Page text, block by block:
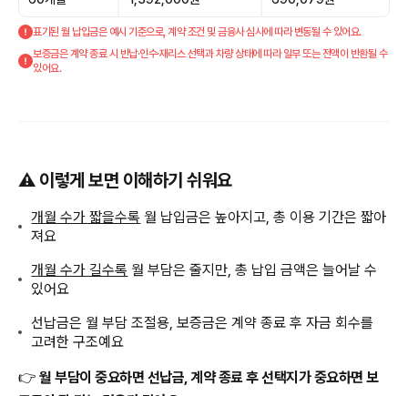
표기된 월 납입금은 예시 기준으로, 계약 조건 및 금융사 심사에 따라 변동될 수 있어요.
보증금은 계약 종료 시 반납·인수·재리스 선택과 차량 상태에 따라 일부 또는 전액이 반환될 수
있어요.
⚠️ 이렇게 보면 이해하기 쉬워요
개월 수가 짧을수록 월 납입금은 높아지고, 총 이용 기간은 짧아
져요
개월 수가 길수록 월 부담은 줄지만, 총 납입 금액은 늘어날 수
있어요
선납금은 월 부담 조절용, 보증금은 계약 종료 후 자금 회수를
고려한 구조예요
👉 월 부담이 중요하면 선납금, 계약 종료 후 선택지가 중요하면 보